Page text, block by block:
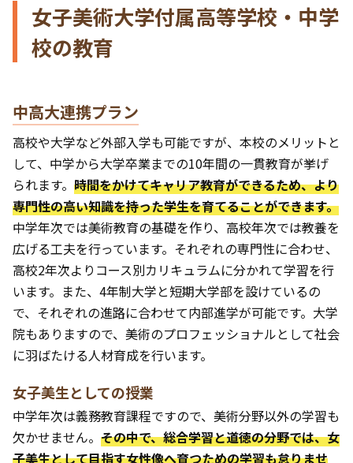
女子美術大学付属高等学校・中学
校の教育
中高大連携プラン
高校や大学など外部入学も可能ですが、本校のメリットと
して、中学から大学卒業までの10年間の一貫教育が挙げ
られます。 時間をかけてキャリア教育ができるため、より
専門性の高い知識を持った学生を育てることができます。
中学年次では美術教育の基礎を作り、高校年次では教養を
広げる工夫を行っています。それぞれの専門性に合わせ、
高校2年次よりコース別カリキュラムに分かれて学習を行
います。また、4年制大学と短期大学部を設けているの
で、それぞれの進路に合わせて内部進学が可能です。大学
院もありますので、美術のプロフェッショナルとして社会
に羽ばたける人材育成を行います。
女子美生としての授業
中学年次は義務教育課程ですので、美術分野以外の学習も
欠かせません。 その中で、総合学習と道徳の分野では、女
子美生として目指す女性像へ育つための学習も怠りませ